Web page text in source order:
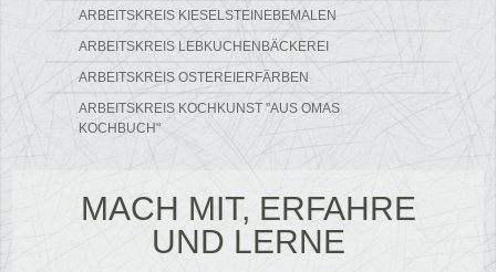
ARBEITSKREIS KIESELSTEINEBEMALEN
ARBEITSKREIS LEBKUCHENBÄCKEREI
ARBEITSKREIS OSTEREIERFÄRBEN
ARBEITSKREIS KOCHKUNST "AUS OMAS
KOCHBUCH"
MACH MIT, ERFAHRE
UND LERNE